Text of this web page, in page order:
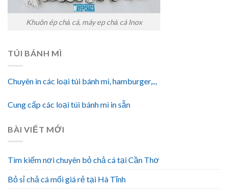
Khuôn ép chả cá, máy ep chả cá Inox
TÚI BÁNH MÌ
Chuyên in các loại túi bánh mì, hamburger,..,
Cung cấp các loại túi bánh mì in sẵn
BÀI VIẾT MỚI
Tìm kiếm nơi chuyên bỏ chả cá tại Cần Thơ
Bỏ sỉ chả cá mối giá rẻ tại Hà Tĩnh